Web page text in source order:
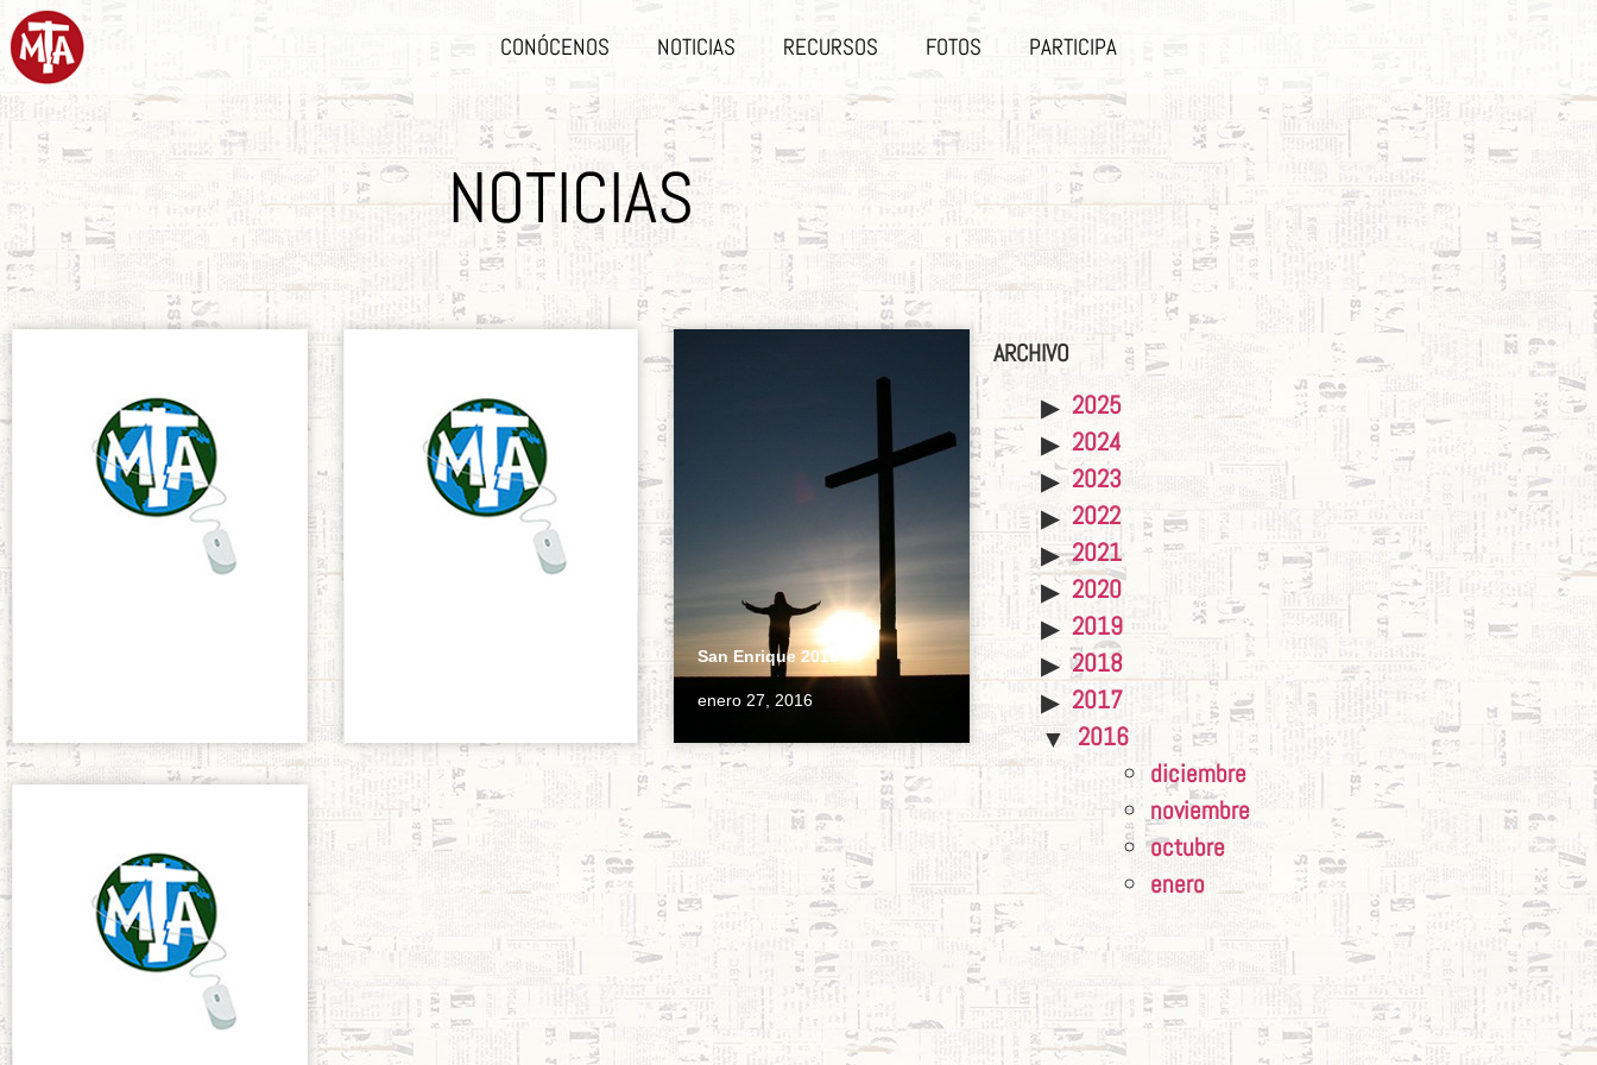
CONÓCENOS NOTICIAS RECURSOS FOTOS PARTICIPA
NOTICIAS
San Enrique 2016
enero 27, 2016
ARCHIVO
2025
2024
2023
2022
2021
2020
2019
2018
2017
2016
diciembre
noviembre
octubre
enero